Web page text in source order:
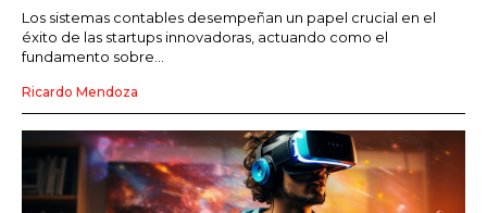
Los sistemas contables desempeñan un papel crucial en el
éxito de las startups innovadoras, actuando como el
fundamento sobre...
Ricardo Mendoza